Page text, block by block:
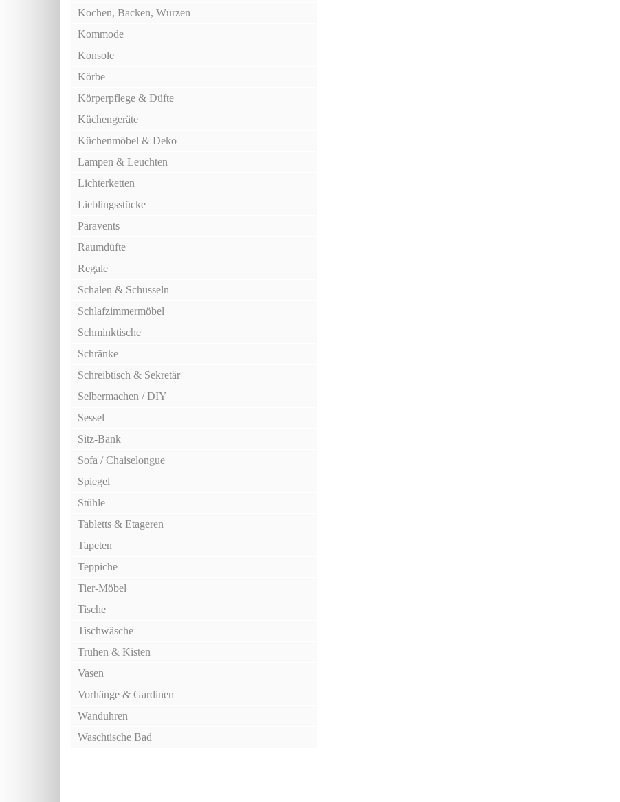
Kochen, Backen, Würzen
Kommode
Konsole
Körbe
Körperpflege & Düfte
Küchengeräte
Küchenmöbel & Deko
Lampen & Leuchten
Lichterketten
Lieblingsstücke
Paravents
Raumdüfte
Regale
Schalen & Schüsseln
Schlafzimmermöbel
Schminktische
Schränke
Schreibtisch & Sekretär
Selbermachen / DIY
Sessel
Sitz-Bank
Sofa / Chaiselongue
Spiegel
Stühle
Tabletts & Etageren
Tapeten
Teppiche
Tier-Möbel
Tische
Tischwäsche
Truhen & Kisten
Vasen
Vorhänge & Gardinen
Wanduhren
Waschtische Bad